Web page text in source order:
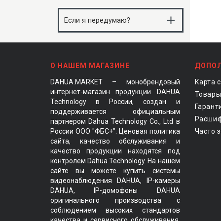
неожиданностью
При покупке всегда есть опция без
переплат. При Сплите на 2 месяца
комиссии нет, оплачиваете только
стоимость заказа. В Сплитах длиннее
бывает доплата — она зависит от
Если я передумаю?
Вернуть заказ со Сплитом можно так
О НАШЕМ МАГАЗИНЕ
DAHUA.MARKET – монобрендовый
интернет-магазин продукции DAHUA
Technology в России, создан и
поддерживается официальным
партнером Dahua Technology Co., Ltd в
России ООО "ФБС+". Ценовая политика
сайта, качество обслуживания и
качество продукции находятся под
контролем Dahua Technology. На нашем
сайте вы можете купить системы
видеонаблюдения DAHUA, IP-камеры
DAHUA, IP-домофоны DAHUA
оригинального производства с
соблюдением высоких стандартов
Карта
Часто